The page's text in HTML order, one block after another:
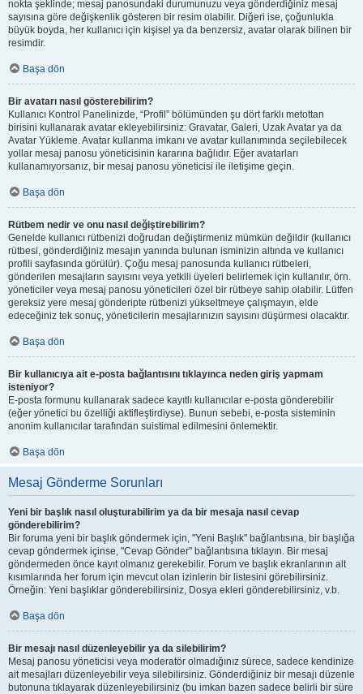
nokta şeklinde; mesaj panosundaki durumunuzu veya gönderdiğiniz mesaj
sayısına göre değişkenlik gösteren bir resim olabilir. Diğeri ise, çoğunlukla
büyük boyda, her kullanıcı için kişisel ya da benzersiz, avatar olarak bilinen bir
resimdir.
Başa dön
Bir avatarı nasıl gösterebilirim?
Kullanıcı Kontrol Panelinizde, “Profil” bölümünden şu dört farklı metottan
birisini kullanarak avatar ekleyebilirsiniz: Gravatar, Galeri, Uzak Avatar ya da
Avatar Yükleme. Avatar kullanma imkanı ve avatar kullanımında seçilebilecek
yollar mesaj panosu yöneticisinin kararına bağlıdır. Eğer avatarları
kullanamıyorsanız, bir mesaj panosu yöneticisi ile iletişime geçin.
Başa dön
Rütbem nedir ve onu nasıl değiştirebilirim?
Genelde kullanıcı rütbenizi doğrudan değiştirmeniz mümkün değildir (kullanıcı
rütbesi, gönderdiğiniz mesajın yanında bulunan isminizin altında ve kullanıcı
profili sayfasında görülür). Çoğu mesaj panosunda kullanıcı rütbeleri,
gönderilen mesajların sayısını veya yetkili üyeleri belirlemek için kullanılır, örn.
yöneticiler veya mesaj panosu yöneticileri özel bir rütbeye sahip olabilir. Lütfen
gereksiz yere mesaj gönderipte rütbenizi yükseltmeye çalışmayın, elde
edeceğiniz tek sonuç, yöneticilerin mesajlarınızın sayısını düşürmesi olacaktır.
Başa dön
Bir kullanıcıya ait e-posta bağlantısını tıklayınca neden giriş yapmam
isteniyor?
E-posta formunu kullanarak sadece kayıtlı kullanıcılar e-posta gönderebilir
(eğer yönetici bu özelliği aktifleştirdiyse). Bunun sebebi, e-posta sisteminin
anonim kullanıcılar tarafından suistimal edilmesini önlemektir.
Başa dön
Mesaj Gönderme Sorunları
Yeni bir başlık nasıl oluşturabilirim ya da bir mesaja nasıl cevap
gönderebilirim?
Bir foruma yeni bir başlık göndermek için, "Yeni Başlık" bağlantısına, bir başlığa
cevap göndermek içinse, "Cevap Gönder" bağlantısına tıklayın. Bir mesaj
göndermeden önce kayıt olmanız gerekebilir. Forum ve başlık ekranlarının alt
kısımlarında her forum için mevcut olan izinlerin bir listesini görebilirsiniz.
Örneğin: Yeni başlıklar gönderebilirsiniz, Dosya ekleri gönderebilirsiniz, v.b.
Başa dön
Bir mesajı nasıl düzenleyebilir ya da silebilirim?
Mesaj panosu yöneticisi veya moderatör olmadığınız sürece, sadece kendinize
ait mesajları düzenleyebilir veya silebilirsiniz. Gönderdiğiniz bir mesajı düzenle
butonuna tıklayarak düzenleyebilirsiniz (bu imkan bazen sadece belirli bir süre